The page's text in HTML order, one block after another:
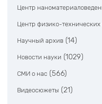
Центр
Центр физико-
Научный архив (14)
Новости науки (1029)
СМИ о нас (566)
Видеосюжеты (21)